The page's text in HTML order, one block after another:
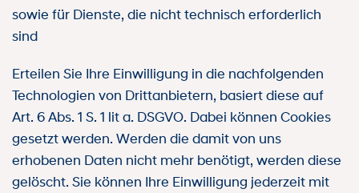
sowie für Dienste, die nicht technisch erforderlich
sind
Erteilen Sie Ihre Einwilligung in die nachfolgenden
Technologien von Drittanbietern, basiert diese auf
Art. 6 Abs. 1 S. 1 lit a. DSGVO. Dabei können Cookies
gesetzt werden. Werden die damit von uns
erhobenen Daten nicht mehr benötigt, werden diese
gelöscht. Sie können Ihre Einwilligung jederzeit mit